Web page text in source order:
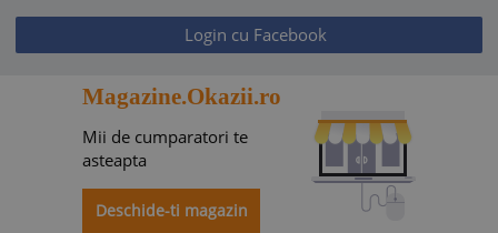
Login cu Facebook
Magazine.Okazii.ro
Mii de cumparatori te
asteapta
Deschide-ti magazin